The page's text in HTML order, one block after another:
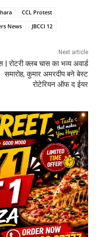
CCL Protest
News
JBCCI 12
Next article
| रोटरी क्लब चास का भव्य अवार्ड
समारोह, कुमार अमरदीप बने बेस्ट
रोटेरियन ऑफ द ईयर